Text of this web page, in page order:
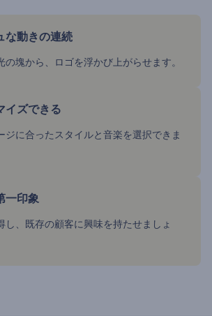
な動きの連続
塊から、ロゴを浮かび上がらせます。
イズできる
ジに合ったスタイルと音楽を選択できま
一印象
し、既存の顧客に興味を持たせましょ